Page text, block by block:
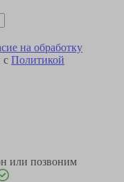
на обработку
с Политикой
или позвоним